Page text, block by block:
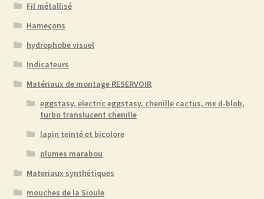
Fil métallisé
Hameçons
hydrophobe visuel
Indicateurs
Matériaux de montage RESERVOIR
eggstasy, electric eggstasy, chenille cactus, mx d-blob,
turbo translucent chenille
lapin teinté et bicolore
plumes marabou
Materiaux synthétiques
mouches de la Sioule